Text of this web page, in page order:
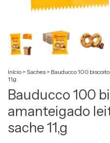
Início > Saches > Bauducco 100
11,g
Bauducco 100
amanteigado
sache 11,g